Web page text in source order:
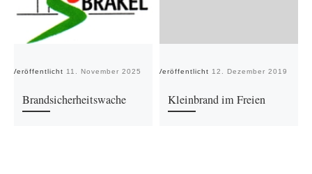
Veröffentlicht 11. November 2025
Brandsicherheitswache
Veröffentlicht 12. Dezember 2019
Kleinbrand im Freien